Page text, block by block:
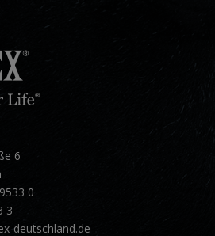
6
0
3
deutschland.de